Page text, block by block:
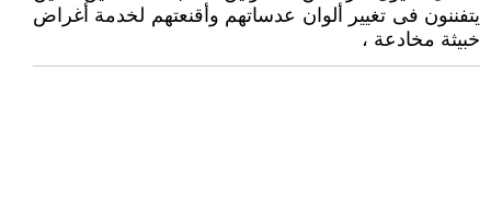
يتفننون فى تغيير ألوان عدساتهم وأقنعتهم لخدمة أغراض
خبيثة مخادعة ،